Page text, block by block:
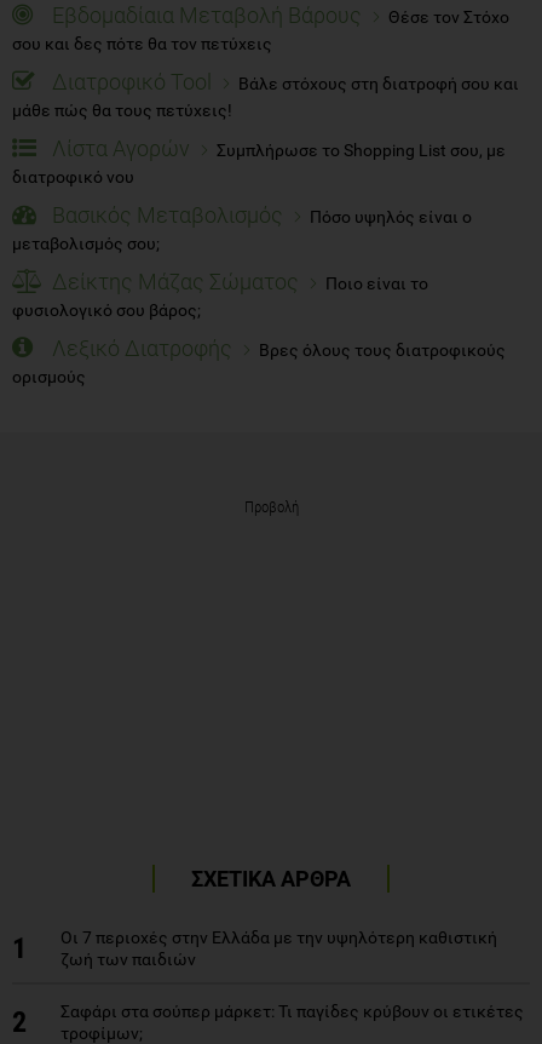
Εβδομαδίαια Μεταβολή Βάρους
Θέσε τον Στόχο
σου και δες πότε θα τον πετύχεις
Διατροφικό Tool
Βάλε στόχους στη διατροφή σου και
μάθε πώς θα τους πετύχεις!
Λίστα Αγορών
Συμπλήρωσε το Shopping List σου, με
διατροφικό νου
Βασικός Μεταβολισμός
Πόσο υψηλός είναι ο
μεταβολισμός σου;
Δείκτης Μάζας Σώματος
Ποιο είναι το
φυσιολογικό σου βάρος;
Λεξικό Διατροφής
Βρες όλους τους διατροφικούς
ορισμούς
Προβολή
ΣΧΕΤΙΚΑ ΑΡΘΡΑ
1
Οι 7 περιοχές στην Ελλάδα με την υψηλότερη καθιστική
ζωή των παιδιών
2
Σαφάρι στα σούπερ μάρκετ: Τι παγίδες κρύβουν οι ετικέτες
τροφίμων;